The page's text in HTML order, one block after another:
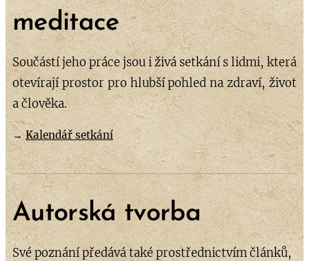
meditace
Součástí jeho práce jsou i živá setkání s lidmi, která
otevírají prostor pro hlubší pohled na zdraví, život
a člověka.
→Kalendář setkání
Autorská tvorba
Své poznání předává také prostřednictvím článků,